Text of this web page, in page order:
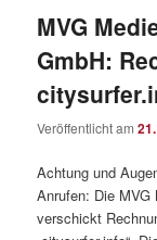
MVG
GmbH:
Veröffentlicht am
Achtung und
Anrufen: Die MVG
verschickt